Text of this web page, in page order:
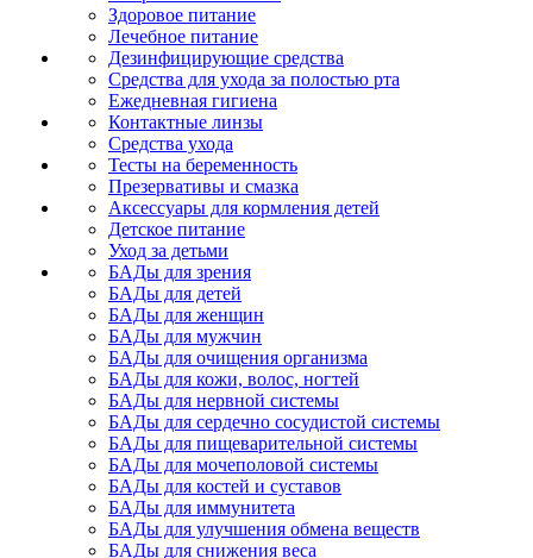
Здоровое питание
Лечебное питание
Дезинфицирующие средства
Средства для ухода за полостью рта
Ежедневная гигиена
Контактные линзы
Средства ухода
Тесты на беременность
Презервативы и смазка
Аксессуары для кормления детей
Детское питание
Уход за детьми
БАДы для зрения
БАДы для детей
БАДы для женщин
БАДы для мужчин
БАДы для очищения организма
БАДы для кожи, волос, ногтей
БАДы для нервной системы
БАДы для сердечно сосудистой системы
БАДы для пищеварительной системы
БАДы для мочеполовой системы
БАДы для костей и суставов
БАДы для иммунитета
БАДы для улучшения обмена веществ
БАДы для снижения веса